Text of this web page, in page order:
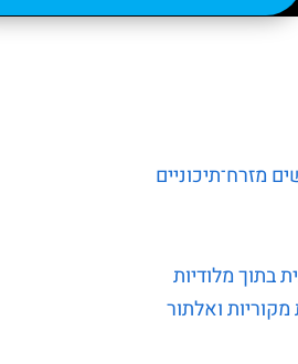
מזרח־תיכוניים
בתוך מלודיות
ואלתור